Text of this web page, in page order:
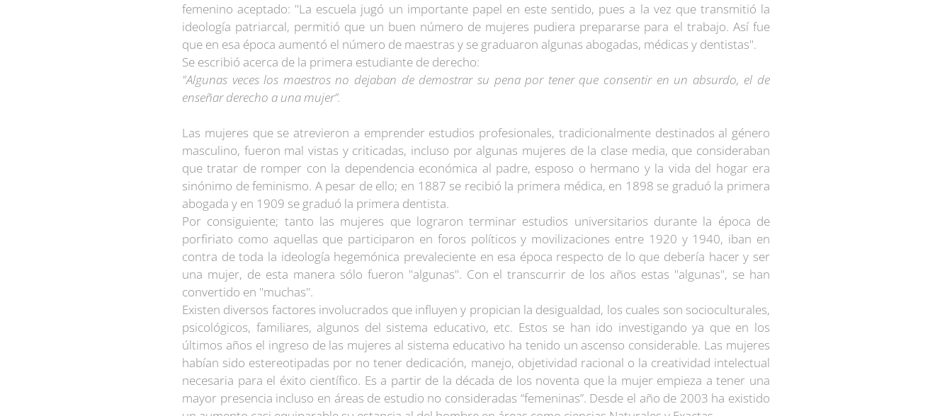
femenino aceptado: "La escuela jugó un importante papel en este sentido, pues a la vez que transmitió la
ideología patriarcal, permitió que un buen número de mujeres pudiera prepararse para el trabajo. Así fue
que en esa época aumentó el número de maestras y se graduaron algunas abogadas, médicas y dentistas".
Se escribió acerca de la primera estudiante de derecho:
"Algunas veces los maestros no dejaban de demostrar su pena por tener que consentir en un absurdo, el de
enseñar derecho a una mujer”.
Las mujeres que se atrevieron a emprender estudios profesionales, tradicionalmente destinados al género
masculino, fueron mal vistas y criticadas, incluso por algunas mujeres de la clase media, que consideraban
que tratar de romper con la dependencia económica al padre, esposo o hermano y la vida del hogar era
sinónimo de feminismo. A pesar de ello; en 1887 se recibió la primera médica, en 1898 se graduó la primera
abogada y en 1909 se graduó la primera dentista.
Por consiguiente; tanto las mujeres que lograron terminar estudios universitarios durante la época de
porfiriato como aquellas que participaron en foros políticos y movilizaciones entre 1920 y 1940, iban en
contra de toda la ideología hegemónica prevaleciente en esa época respecto de lo que debería hacer y ser
una mujer, de esta manera sólo fueron "algunas". Con el transcurrir de los años estas "algunas", se han
convertido en "muchas".
Existen diversos factores involucrados que influyen y propician la desigualdad, los cuales son socioculturales,
psicológicos, familiares, algunos del sistema educativo, etc. Estos se han ido investigando ya que en los
últimos años el ingreso de las mujeres al sistema educativo ha tenido un ascenso considerable. Las mujeres
habían sido estereotipadas por no tener dedicación, manejo, objetividad racional o la creatividad intelectual
necesaria para el éxito científico. Es a partir de la década de los noventa que la mujer empieza a tener una
mayor presencia incluso en áreas de estudio no consideradas “femeninas”. Desde el año de 2003 ha existido